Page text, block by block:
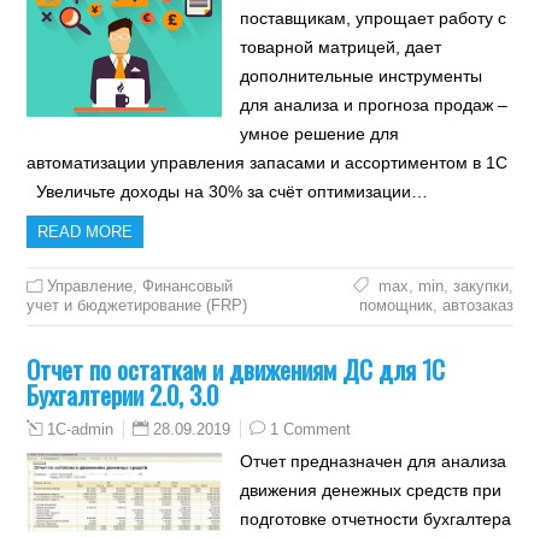
поставщикам, упрощает работу с
товарной матрицей, дает
дополнительные инструменты
для анализа и прогноза продаж –
умное решение для
автоматизации управления запасами и ассортиментом в 1С
Увеличьте доходы на 30% за счёт оптимизации…
READ MORE
Управление,Финансовый
учет и бюджетирование (FRP)
max, min, закупки,
помощник, автозаказ
Отчет по остаткам и движениям ДС для 1С
Бухгалтерии 2.0, 3.0
1C-admin 28.09.2019 1 Comment
Отчет предназначен для анализа
движения денежных средств при
подготовке отчетности бухгалтера